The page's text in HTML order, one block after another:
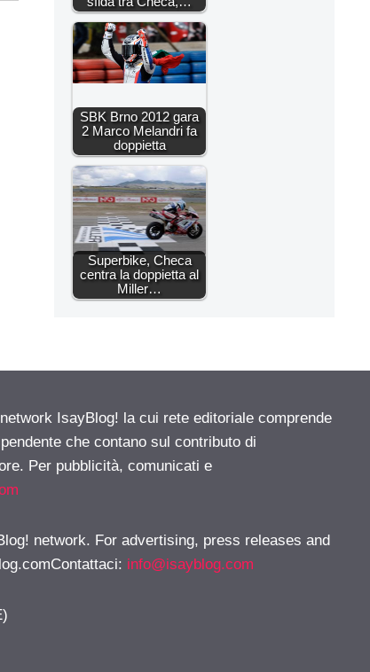
SBK Brno 2012 gara
2 Marco Melandri fa
doppietta
Superbike, Checa
centra la doppietta al
Miller…
IsayBlog! la cui rete editoriale comprende
che contano sul contributo di
Per pubblicità, comunicati e
network. For advertising, press releases and
: info@isayblog.com